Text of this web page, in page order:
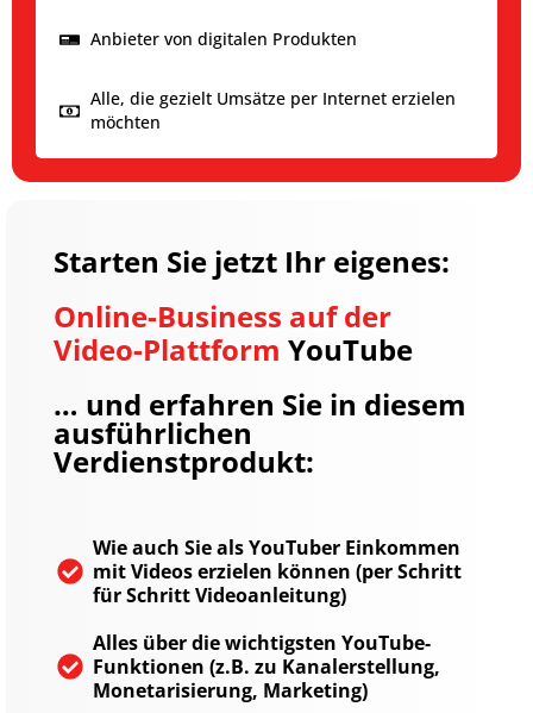
Anbieter von digitalen Produkten
Alle, die gezielt Umsätze per Internet erzielen
möchten
Starten Sie jetzt Ihr eigenes:
Online-Business auf der
Video-Plattform YouTube
… und erfahren Sie in diesem
ausführlichen
Verdienstprodukt:
Wie auch Sie als YouTuber Einkommen
mit Videos erzielen können (per Schritt
für Schritt Videoanleitung)
Alles über die wichtigsten YouTube-
Funktionen (z.B. zu Kanalerstellung,
Monetarisierung, Marketing)